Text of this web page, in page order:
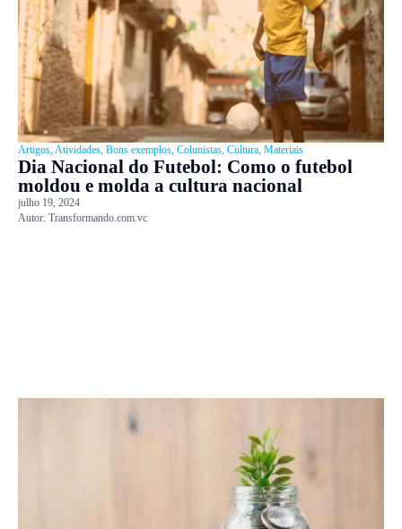
Artigos Atividades Bons exemplos Colunistas Cultura Materiais
Dia Nacional do Futebol: Como o futebol
moldou e molda a cultura nacional
julho 19, 2024
Autor: Transformando.com.vc